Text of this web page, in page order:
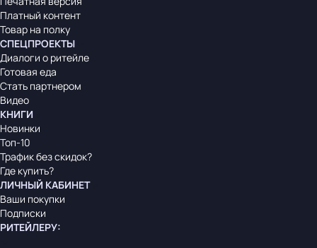
Платный контент
Товар на полку
СПЕЦПРОЕКТЫ
Диалоги о ритейле
Готовая еда
Стать партнером
Видео
КНИГИ
Новинки
Топ-10
Трафик без скидок?
Где купить?
ЛИЧНЫЙ КАБИНЕТ
Ваши покупки
Подписки
РИТЕЙЛЕРУ: